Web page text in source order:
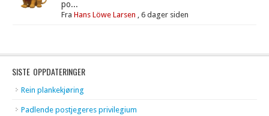
po...
FraHans Löwe Larsen ,6 dager siden
SISTE OPPDATERINGER
Rein plankekjøring
Padlende postjegeres privilegium